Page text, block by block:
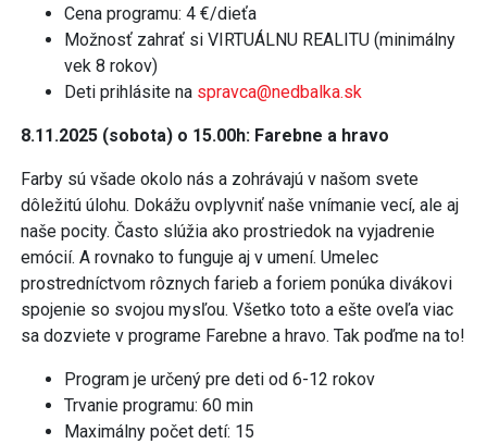
Cena programu: 4 €/dieťa
Možnosť zahrať si VIRTUÁLNU REALITU (minimálny
vek 8 rokov)
Deti prihlásite na spravca@nedbalka.sk
8.11.2025 (sobota) o 15.00h: Farebne a hravo
Farby sú všade okolo nás a zohrávajú v našom svete
dôležitú úlohu. Dokážu ovplyvniť naše vnímanie vecí, ale aj
naše pocity. Často slúžia ako prostriedok na vyjadrenie
emócií. A rovnako to funguje aj v umení. Umelec
prostredníctvom rôznych farieb a foriem ponúka divákovi
spojenie so svojou mysľou. Všetko toto a ešte oveľa viac
sa dozviete v programe Farebne a hravo. Tak poďme na to!
Program je určený pre deti od 6-12 rokov
Trvanie programu: 60 min
Maximálny počet detí: 15